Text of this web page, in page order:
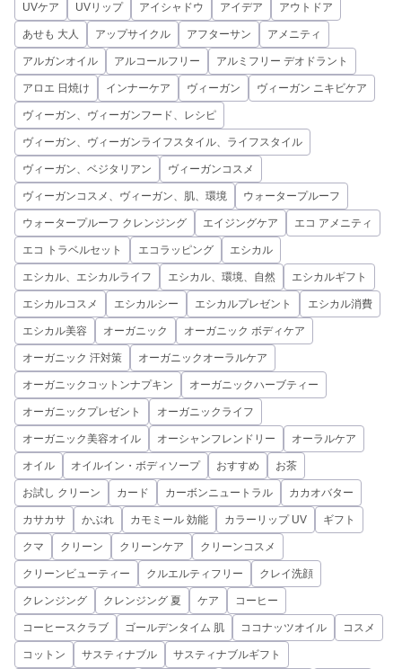
UVケア UVリップ アイシャドウ アイデア アウトドア
あせも 大人 アップサイクル アフターサン アメニティ
アルガンオイル アルコールフリー アルミフリー デオドラント
アロエ 日焼け インナーケア ヴィーガン ヴィーガン ニキビケア
ヴィーガン、ヴィーガンフード、レシピ
ヴィーガン、ヴィーガンライフスタイル、ライフスタイル
ヴィーガン、ベジタリアン ヴィーガンコスメ
ヴィーガンコスメ、ヴィーガン、肌、環境 ウォータープルーフ
ウォータープルーフ クレンジング エイジングケア エコ アメニティ
エコ トラベルセット エコラッピング エシカル
エシカル、エシカルライフ エシカル、環境、自然 エシカルギフト
エシカルコスメ エシカルシー エシカルプレゼント エシカル消費
エシカル美容 オーガニック オーガニック ボディケア
オーガニック 汗対策 オーガニックオーラルケア
オーガニックコットンナプキン オーガニックハーブティー
オーガニックプレゼント オーガニックライフ
オーガニック美容オイル オーシャンフレンドリー オーラルケア
オイル オイルイン・ボディソープ おすすめ お茶
お試し クリーン カード カーボンニュートラル カカオバター
カサカサ かぶれ カモミール 効能 カラーリップ UV ギフト
クマ クリーン クリーンケア クリーンコスメ
クリーンビューティー クルエルティフリー クレイ洗顔
クレンジング クレンジング 夏 ケア コーヒー
コーヒースクラブ ゴールデンタイム 肌 ココナッツオイル コスメ
コットン サスティナブル サスティナブルギフト